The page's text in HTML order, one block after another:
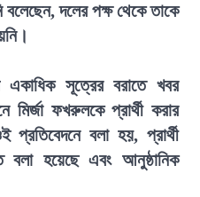
দলের পক্ষ থেকে তাকে
সূত্রের বরাতে খবর
মির্জা ফখরুলকে প্রার্থী করার
প্রতিবেদনে বলা হয়, প্রার্থী
বলা হয়েছে এবং আনুষ্ঠানিক